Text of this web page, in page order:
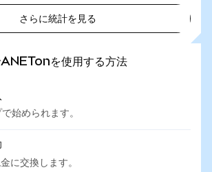
さらに統計を見る
を使用する方法
始められます。
に交換します。